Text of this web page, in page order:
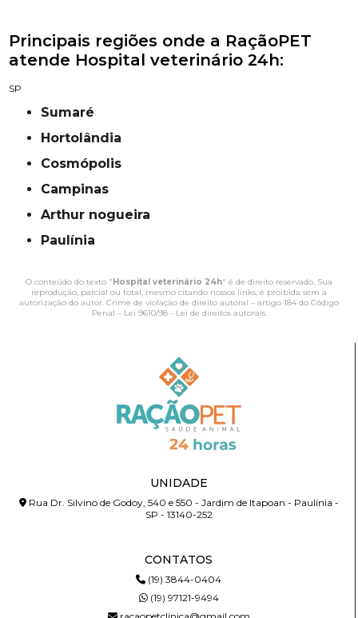
Principais regiões onde a RaçãoPET
atende Hospital veterinário 24h:
SP
Sumaré
Hortolândia
Cosmópolis
campinas
Arthur nogueira
Paulínia
O conteúdo do texto " Hospital veterinário 24h" é de direito reservado. Sua
reprodução, parcial ou total, mesmo citando nossos links, é proibida sem a
autorização do autor. Crime de violação de direito autoral – artigo 184 do Código
Penal – Lei 9610/98 - Lei de direitos autorais.
UNIDADE
Rua Dr. Silvino de Godoy, 540 e 550 - Jardim de Itapoan - Paulínia -
SP - 13140-252
CONTATOS
(19) 3844-0404
(19) 97121-9494